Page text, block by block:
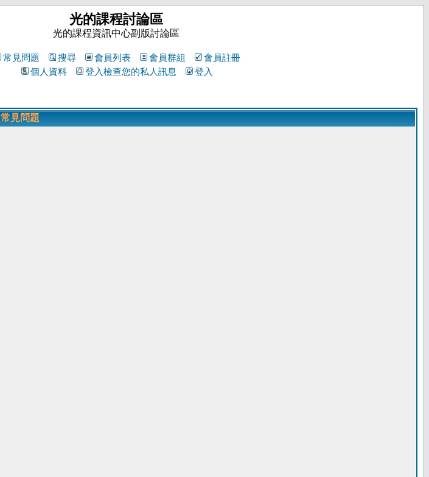
光的課程討論區
光的課程資訊中心副版討論區
常見問題 搜尋 會員列表 會員群組
會員註冊
個人資料
登入檢查您的私人訊息 登入
常見問題